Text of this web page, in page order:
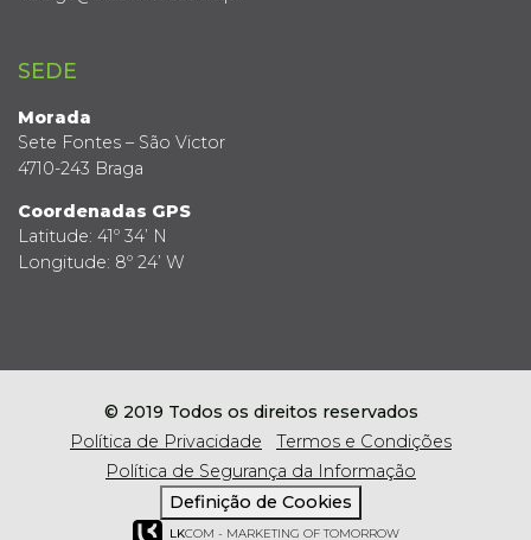
SEDE
Morada
Sete Fontes – São Victor
4710-243 Braga
Coordenadas GPS
Latitude: 41º 34’ N
Longitude: 8º 24’ W
© 2019 Todos os direitos reservados
Política de Privacidade
Termos e Condições
Política de Segurança da Informação
Definição de Cookies
LKCOM - MARKETING OF TOMORROW